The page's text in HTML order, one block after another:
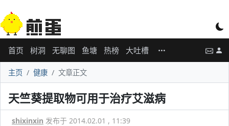
首页 树洞 无聊图 鱼塘 热榜 大吐槽
主页 健康 文章正文
天竺葵提取物可用于治疗艾滋病
shixinxin 发布于 2014.02.01 , 11:39